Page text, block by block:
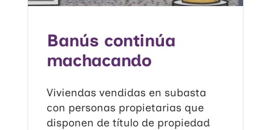
Banús continúa
machacando
Viviendas vendidas en subasta
con personas propietarias que
disponen de título de propiedad